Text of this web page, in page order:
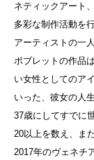
ネティックアート
多彩な制作活動を
アーティストの一
ポブレットの作品
い女性としてのア
いった、彼女の人
37歳にしてすでに
20以上を数え、ま
2017年のヴェネチ